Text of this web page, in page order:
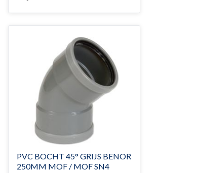
PVC BOCHT 45° GRIJS BENOR
250MM MOF / MOF SN4